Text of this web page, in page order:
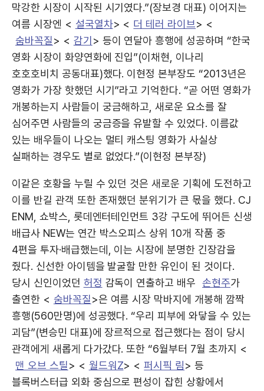
막강한 시장이 시작된 시기였다.”(장보경 대표) 이어지는
여름 시장엔 < 설국열차> < 더 테러 라이브> <
숨바꼭질> < 감기> 등이 연달아 흥행에 성공하며 “한국
영화 시장이 화양연화에 진입”(이채현, 이나리
호호호비치 공동대표)했다. 이현정 본부장도 “2013년은
영화가 가장 핫했던 시기”라고 기억한다. “곧 어떤 영화가
개봉하는지 사람들이 궁금해하고, 새로운 요소를 잘
심어주면 사람들의 궁금증을 유발할 수 있었다. 이름값
있는 배우들이 나오는 멀티 캐스팅 영화가 사실상
실패하는 경우도 별로 없었다.”(이현정 본부장)
이같은 호황을 누릴 수 있던 것은 새로운 기획에 도전하고
이를 반길 관객 또한 존재했던 분위기가 큰 몫을 했다. CJ
ENM, 쇼박스, 롯데엔터테인먼트 3강 구도에 뛰어든 신생
배급사 NEW는 연간 박스오피스 상위 10개 작품 중
4편을 투자·배급했는데, 이는 시장에 분명한 긴장감을
줬다. 신선한 아이템을 발굴할 만한 유인이 된 것이다.
당시 신인이었던 허정 감독이 연출하고 배우 손현주가
출연한 < 숨바꼭질>은 여름 시장 막바지에 개봉해 깜짝
흥행(560만명)에 성공했다. “우리 피부에 와닿을 수 있는
괴담”(변승민 대표)에 장르적으로 접근했다는 점이 당시
관객에게 새롭게 다가갔다. 또한 “6월부터 7월 초까지 <
맨 오브 스틸> < 월드워Z> < 퍼시픽 림> 등
블록버스터급 외화 중심으로 편성이 잡힌 상황에서